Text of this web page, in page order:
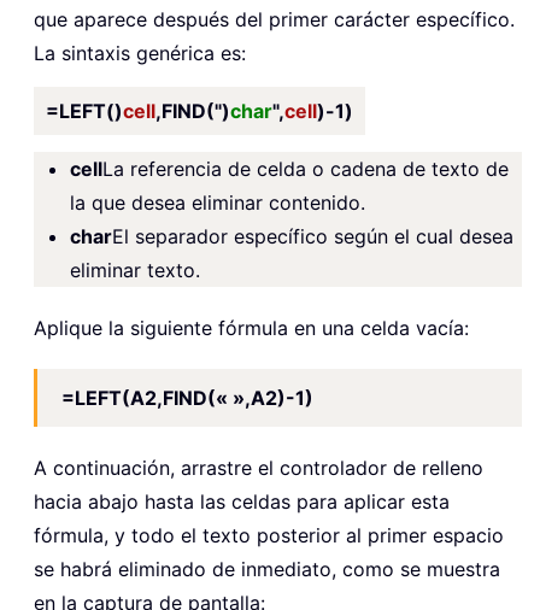
que aparece después del primer carácter específico.
La sintaxis genérica es:
=LEFT()cell,FIND(")char",cell)-1)
cellLa referencia de celda o cadena de texto de
la que desea eliminar contenido.
charEl separador específico según el cual desea
eliminar texto.
Aplique la siguiente fórmula en una celda vacía:
=LEFT(A2,FIND(« »,A2)-1)
A continuación, arrastre el controlador de relleno
hacia abajo hasta las celdas para aplicar esta
fórmula, y todo el texto posterior al primer espacio
se habrá eliminado de inmediato, como se muestra
en la captura de pantalla: